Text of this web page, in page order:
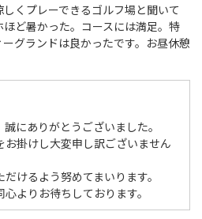
くプレーできるゴルフ場と聞いて
ど暑かった。コースには満足。特
グランドは良かったです。お昼休憩
にありがとうございました。
掛けし大変申し訳ございません
けるよう努めてまいります。
よりお待ちしております。